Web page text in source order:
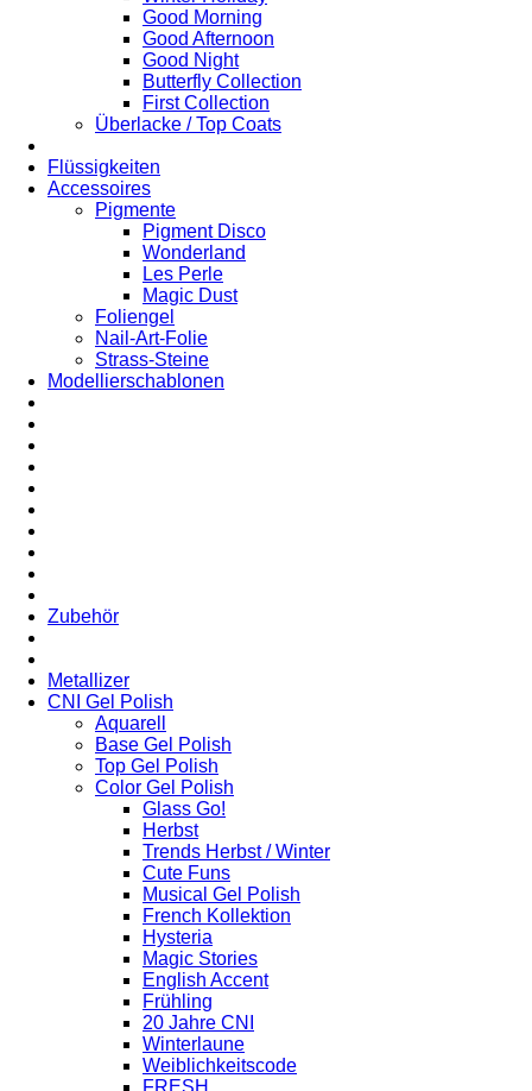
Good Morning
Good Afternoon
Good Night
Butterfly Collection
First Collection
Überlacke / Top Coats
Flüssigkeiten
Accessoires
Pigmente
Pigment Disco
Wonderland
Les Perle
Magic Dust
Foliengel
Nail-Art-Folie
Strass-Steine
Modellierschablonen
Zubehör
Metallizer
CNI Gel Polish
Aquarell
Base Gel Polish
Top Gel Polish
Color Gel Polish
Glass Go!
Herbst
Trends Herbst / Winter
Cute Funs
Musical Gel Polish
French Kollektion
Hysteria
Magic Stories
English Accent
Frühling
20 Jahre CNI
Winterlaune
Weiblichkeitscode
FRESH